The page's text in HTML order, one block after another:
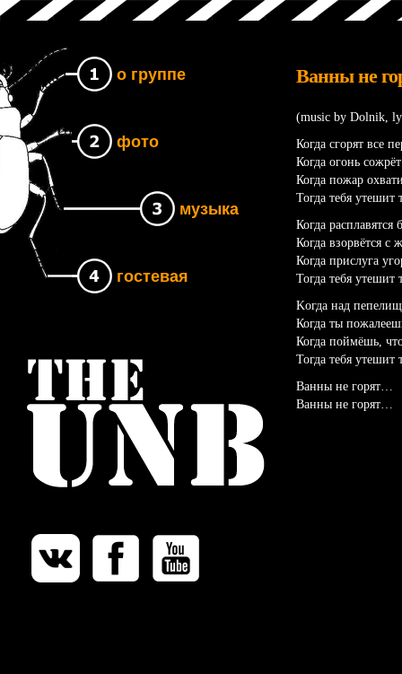
о группе
фото
музыка
гостевая
Группа The UNB
Ванны не
(music by Dolnik,
Когда сгорят все
Когда огонь
Когда пожар
Тогда тебя утешит
Когда
Когда взорвётся с
Когда прислуга
Тогда тебя утешит
Kогда над
Когда ты
Когда поймёшь,
Тогда тебя утешит
Ванны не горят…
Ванны не горят…